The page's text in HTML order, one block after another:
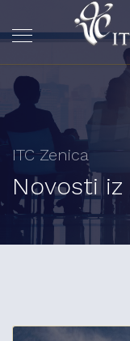
ITC Zenica
Novosti